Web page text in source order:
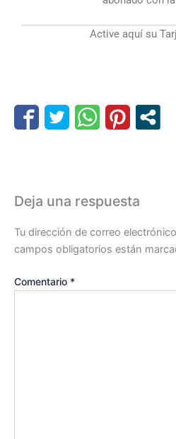
Active aquí su
Deja una respuesta
Tu dirección de correo
campos obligatorios están
Comentario *